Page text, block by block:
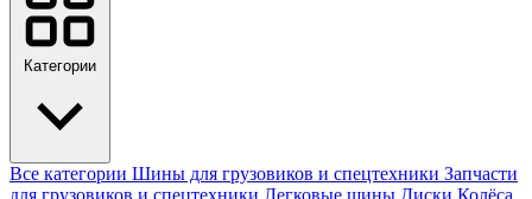
Категории
Все категории Шины для грузовиков и спецтехники Запчасти
для грузовиков и спецтехники Легковые шины Диски Колёса